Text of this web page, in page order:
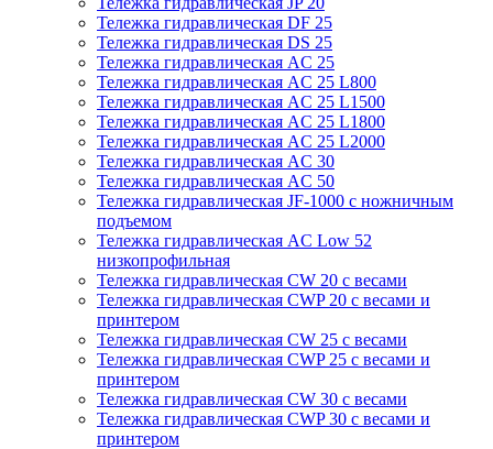
Тележка гидравлическая DF 25
Тележка гидравлическая DS 25
Тележка гидравлическая AC 25
Тележка гидравлическая AC 25 L800
Тележка гидравлическая AC 25 L1500
Тележка гидравлическая AC 25 L1800
Тележка гидравлическая AC 25 L2000
Тележка гидравлическая AC 30
Тележка гидравлическая AC 50
Тележка гидравлическая JF-1000 с ножничным
подъемом
Тележка гидравлическая AC Low 52
низкопрофильная
Тележка гидравлическая CW 20 с весами
Тележка гидравлическая CWP 20 с весами и
принтером
Тележка гидравлическая CW 25 с весами
Тележка гидравлическая CWP 25 с весами и
принтером
Тележка гидравлическая CW 30 с весами
Тележка гидравлическая CWP 30 с весами и
принтером